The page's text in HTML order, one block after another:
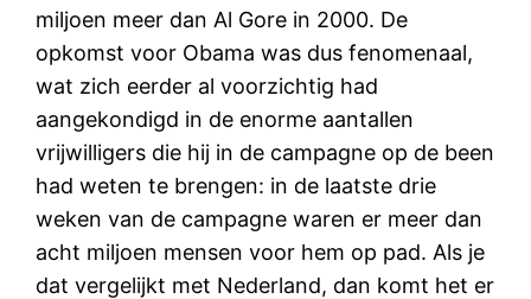
miljoen meer dan Al Gore in 2000. De
opkomst voor Obama was dus fenomenaal,
wat zich eerder al voorzichtig had
aangekondigd in de enorme aantallen
vrijwilligers die hij in de campagne op de been
had weten te brengen: in de laatste drie
weken van de campagne waren er meer dan
acht miljoen mensen voor hem op pad. Als je
dat vergelijkt met Nederland, dan komt het er